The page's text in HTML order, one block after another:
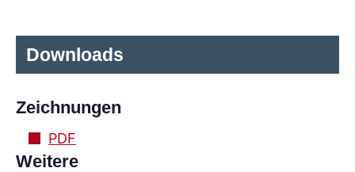
Downloads
Zeichnungen
PDF
Weitere